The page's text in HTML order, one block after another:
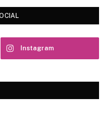
Instagram